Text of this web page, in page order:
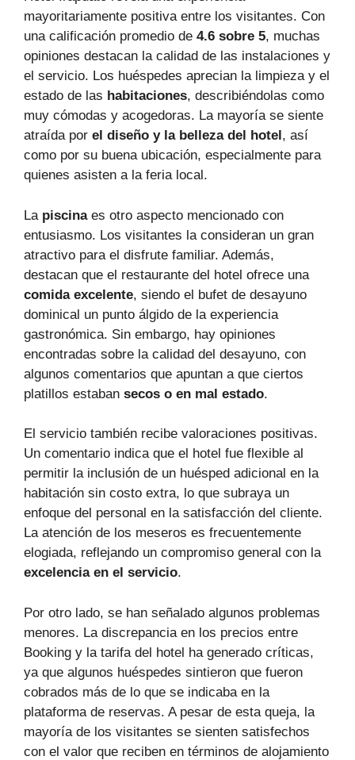
mayoritariamente positiva entre los visitantes. Con
una calificación promedio de 4.6 sobre 5, muchas
opiniones destacan la calidad de las instalaciones y
el servicio. Los huéspedes aprecian la limpieza y el
estado de las habitaciones, describiéndolas como
muy cómodas y acogedoras. La mayoría se siente
atraída por el diseño y la belleza del hotel , así
como por su buena ubicación, especialmente para
quienes asisten a la feria local.
La piscinaes otro aspecto mencionado con
entusiasmo. Los visitantes la consideran un gran
atractivo para el disfrute familiar. Además,
destacan que el restaurante del hotel ofrece una
comida excelente, siendo el bufet de desayuno
dominical un punto álgido de la experiencia
gastronómica. Sin embargo, hay opiniones
encontradas sobre la calidad del desayuno, con
algunos comentarios que apuntan a que ciertos
platillos estaban secos o en mal estado.
El servicio también recibe valoraciones positivas.
Un comentario indica que el hotel fue flexible al
permitir la inclusión de un huésped adicional en la
habitación sin costo extra, lo que subraya un
enfoque del personal en la satisfacción del cliente.
La atención de los meseros es frecuentemente
elogiada, reflejando un compromiso general con la
excelencia en el servicio.
Por otro lado, se han señalado algunos problemas
menores. La discrepancia en los precios entre
Booking y la tarifa del hotel ha generado críticas,
ya que algunos huéspedes sintieron que fueron
cobrados más de lo que se indicaba en la
plataforma de reservas. A pesar de esta queja, la
mayoría de los visitantes se sienten satisfechos
con el valor que reciben en términos de alojamiento